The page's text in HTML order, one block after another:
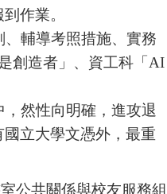
作業。
輔導考照措施、實務
創造者」、資工科「 AI
然性向明確，進攻退
立大學文憑外，最重
公共關係與校友服務組